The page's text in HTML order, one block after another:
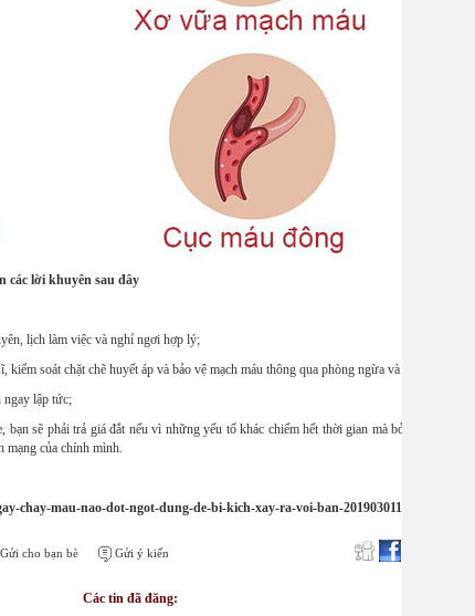
các lời khuyên sau đây
lịch làm việc và nghỉ ngơi hợp lý;
soát chặt chẽ huyết áp và bảo vệ mạch máu thông qua phòng ngừa và điều trị;
ngay lập tức;
sẽ phải trả giá đắt nếu vì những yếu tố khác chiếm hết thời gian mà bỏ qua việc quan
mạng của chính mình.
chay-mau-nao-dot-ngot-dung-de-bi-kich-xay-ra-voi-ban-20190301174556823.htm
Gửi cho bạn bè Gửi ý kiến
Các tin đã đăng: